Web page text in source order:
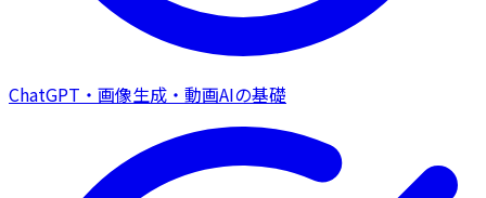
ChatGPT・画像生成・動画AIの基礎